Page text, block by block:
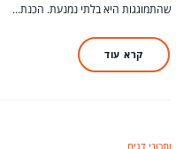
שהתמוגגות היא בלתי נמנעת. הכנת…
קרא עוד
מתכוני דגים